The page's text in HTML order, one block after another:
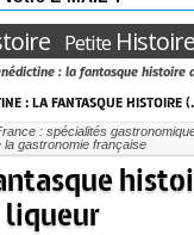
PetiteHistoire
: la fantasque histoire
: la fantasque histoire
: spécialités
gastronomie française
liqueur